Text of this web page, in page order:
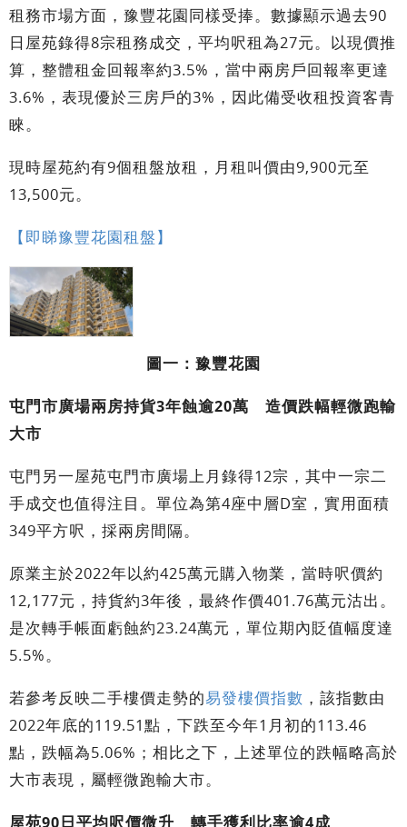
租務市場方面，豫豐花園同樣受捧。數據顯示過去90
日屋苑錄得8宗租務成交，平均呎租為27元。以現價推
算，整體租金回報率約3.5%，當中兩房戶回報率更達
3.6%，表現優於三房戶的3%，因此備受收租投資客青
睞。
現時屋苑約有9個租盤放租，月租叫價由9,900元至
13,500元。
【即睇豫豐花園租盤】
圖一：豫豐花園
屯門市廣場兩房持貨3年蝕逾20萬 造價跌幅輕微跑輸
大市
屯門另一屋苑屯門市廣場上月錄得12宗，其中一宗二
手成交也值得注目。單位為第4座中層D室，實用面積
349平方呎，採兩房間隔。
原業主於2022年以約425萬元購入物業，當時呎價約
12,177元，持貨約3年後，最終作價401.76萬元沽出。
是次轉手帳面虧蝕約23.24萬元，單位期內貶值幅度達
5.5%。
若參考反映二手樓價走勢的易發樓價指數 ，該指數由
2022年底的119.51點，下跌至今年1月初的113.46
點，跌幅為5.06%；相比之下，上述單位的跌幅略高於
大市表現，屬輕微跑輸大市。
屋苑90日平均呎價微升 轉手獲利比率逾4成